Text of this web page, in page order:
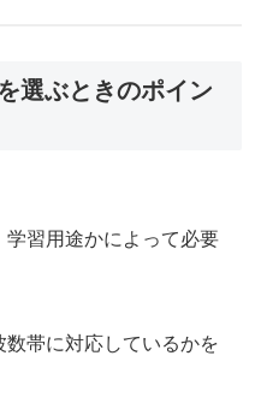
選ぶときのポイン
習用途かによって必要
帯に対応しているかを